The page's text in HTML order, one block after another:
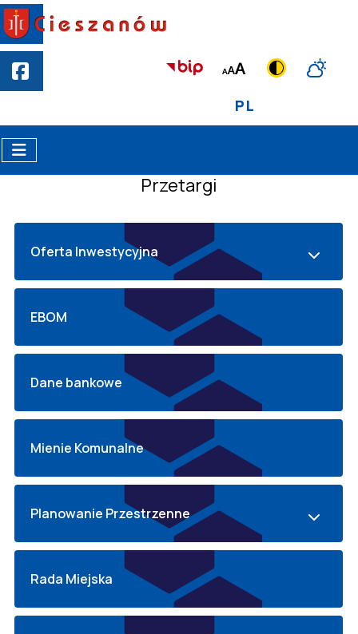
PL
Przetargi
Oferta Inwestycyjna
EBOM
Dane bankowe
Mienie Komunalne
Planowanie Przestrzenne
Rada Miejska